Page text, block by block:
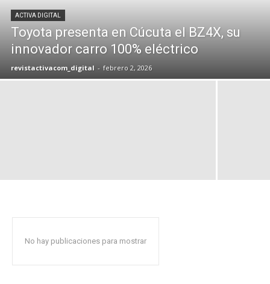
ACTIVA DIGITAL
Toyota presenta en Cúcuta el BZ4X, su
innovador carro 100% eléctrico
revistactivacom_digital - febrero 2, 2026
No hay publicaciones para mostrar